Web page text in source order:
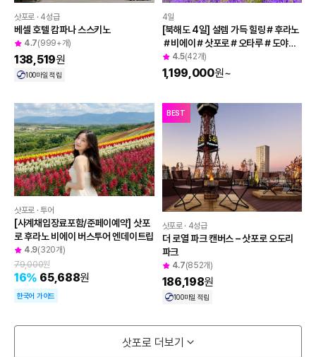
삿포로 · 4성급
베셀 호텔 캄파나 스스키노
4.7(999+개)
138,519원
100마일 적립
4일
[북해도 4일] 설렘 가득 힐링＃후라노
＃비에이＃삿포로＃오타루＃도야＃
노보리베츠＃천연온천
4.5(42개)
1,199,000원~
삿포로 · 투어
[사계채입장료포함/준페이예약] 삿포
로 후라노 비에이 버스투어 엔데이트립
4.9(320개)
79,000원
16% 65,688원
한국어 가이드
BEST
삿포로 · 4성급
더 로열 파크 캔버스 – 삿포로 오도리
파크
4.7(852개)
186,198원
100마일 적립
삿포로 더보기
도움이 필요하신가요?
공지사항
고객센터
자주 묻는 질문 BEST